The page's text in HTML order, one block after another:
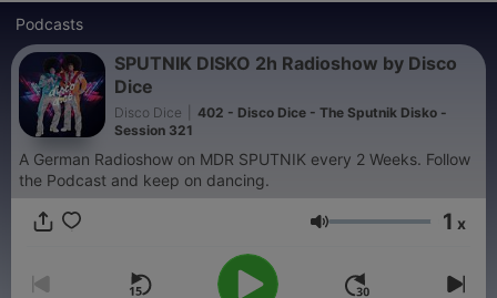
Podcasts
SPUTNIK DISKO 2h Radioshow by Disco
Dice
Disco Dice
402 - Disco Dice - The Sputnik Disko -
Session 321
A German Radioshow on MDR SPUTNIK every 2 Weeks. Follow
the Podcast and keep on dancing.
Volum 1 x